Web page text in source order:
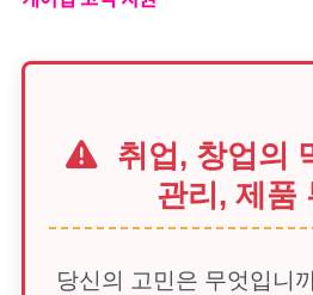
취업, 창업의
관리, 제품
당신의 고민은 무엇입니